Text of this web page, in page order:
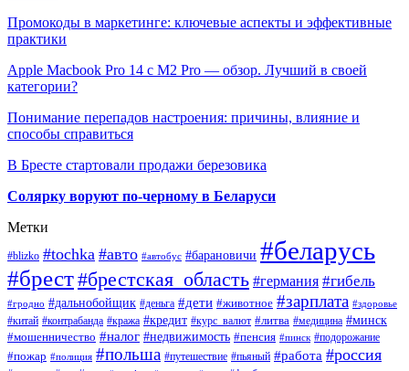
Промокоды в маркетинге: ключевые аспекты и эффективные
практики
Apple Macbook Pro 14 с M2 Pro — обзор. Лучший в своей
категории?
Понимание перепадов настроения: причины, влияние и
способы справиться
В Бресте стартовали продажи березовика
Солярку воруют по-черному в Беларуси
Метки
#blizko #tochka #авто #автобус #барановичи #беларусь
#брест#брестская_область #германия #гибель
#гродно #дальнобойщик #деньга #дети #животное #зарплата #здоровье
#китай #контрабанда #кража #кредит #курс_валют #литва #медицина #минск
#мошенничество #налог #недвижимость #пенсия #пинск #подорожание
#пожар #полиция #польша #путешествие #пьяный #работа #россия